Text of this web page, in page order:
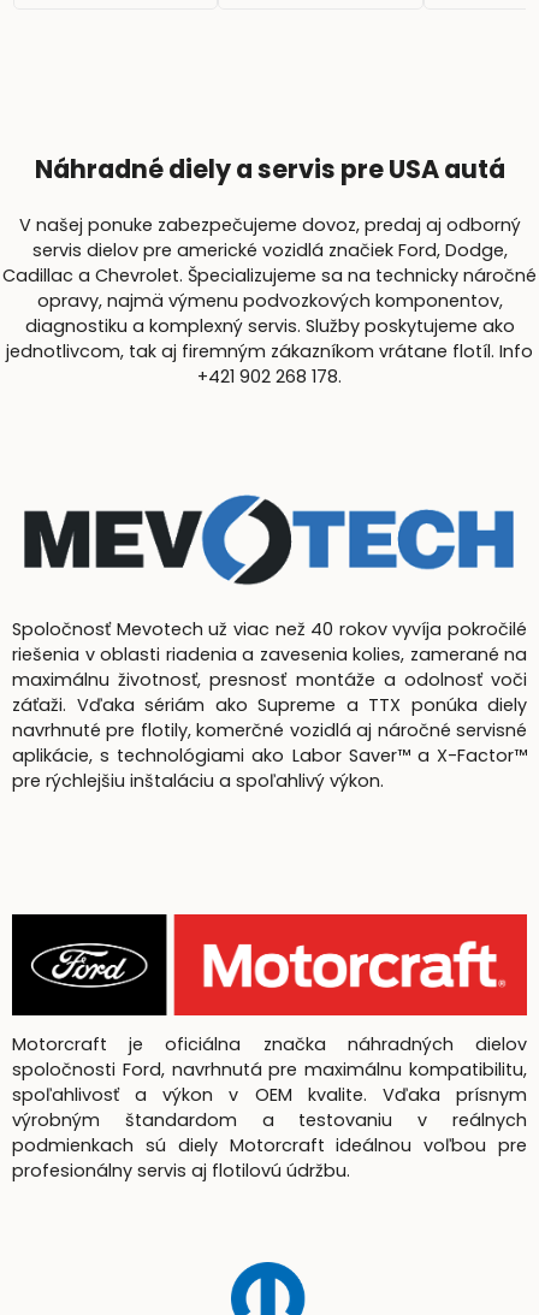
Náhradné diely a servis pre USA autá
V našej ponuke zabezpečujeme dovoz, predaj aj odborný
servis dielov pre americké vozidlá značiek Ford, Dodge,
Cadillac a Chevrolet. Špecializujeme sa na technicky náročné
opravy, najmä výmenu podvozkových komponentov,
diagnostiku a komplexný servis. Služby poskytujeme ako
jednotlivcom, tak aj firemným zákazníkom vrátane flotíl. Info
+421 902 268 178.
Spoločnosť Mevotech už viac než 40 rokov vyvíja pokročilé
riešenia v oblasti riadenia a zavesenia kolies, zamerané na
maximálnu životnosť, presnosť montáže a odolnosť voči
záťaži. Vďaka sériám ako Supreme a TTX ponúka diely
navrhnuté pre flotily, komerčné vozidlá aj náročné servisné
aplikácie, s technológiami ako Labor Saver™ a X-Factor™
pre rýchlejšiu inštaláciu a spoľahlivý výkon.
Motorcraft je oficiálna značka náhradných dielov
spoločnosti Ford, navrhnutá pre maximálnu kompatibilitu,
spoľahlivosť a výkon v OEM kvalite. Vďaka prísnym
výrobným štandardom a testovaniu v reálnych
podmienkach sú diely Motorcraft ideálnou voľbou pre
profesionálny servis aj flotilovú údržbu.